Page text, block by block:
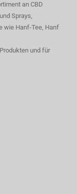
an CBD
Sprays,
wie Hanf-Tee, Hanf
und für